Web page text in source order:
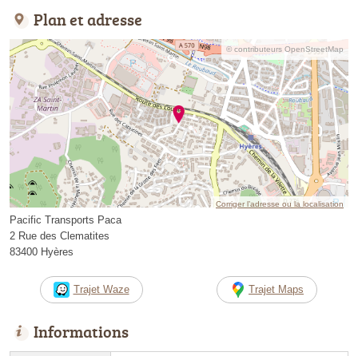
Plan et adresse
© contributeurs OpenStreetMap
Corriger l’adresse ou la localisation
Pacific Transports Paca
2 Rue des Clematites
83400 Hyères
Trajet Waze Trajet Maps
Informations